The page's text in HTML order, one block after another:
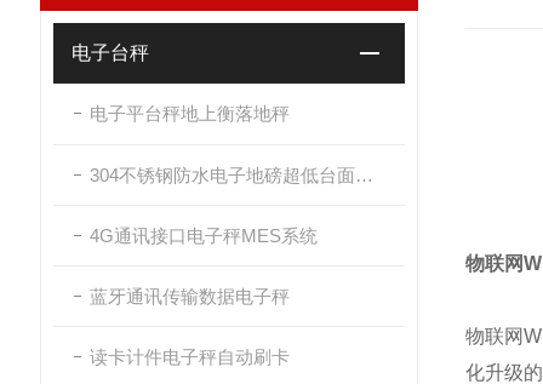
电子台秤
电子平台秤地上衡落地秤
304不锈钢防水电子地磅超低台面带斜坡
4G通讯接口电子秤MES系统
蓝牙通讯传输数据电子秤
读卡计件电子秤自动刷卡
物联网
物联网
化升级